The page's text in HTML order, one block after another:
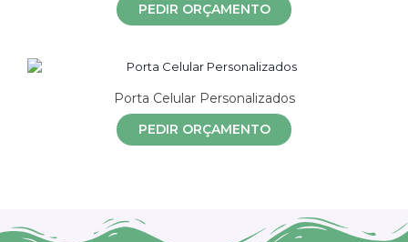
PEDIR ORÇAMENTO
Porta Celular Personalizados
PEDIR ORÇAMENTO